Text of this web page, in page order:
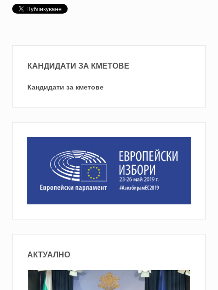
КАНДИДАТИ ЗА КМЕТОВЕ
Кандидати за кметове
АКТУАЛНО